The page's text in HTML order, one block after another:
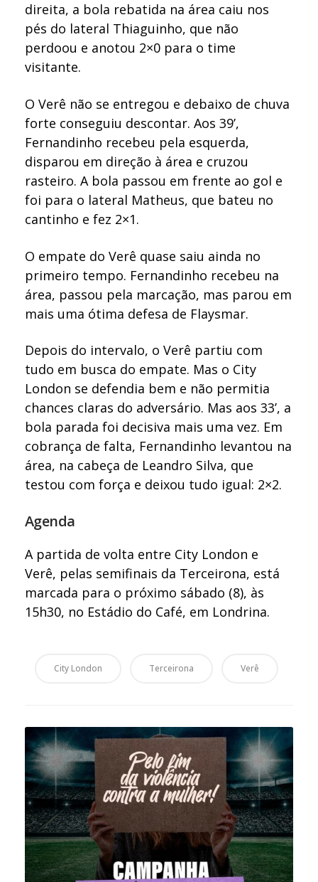
direita, a bola rebatida na área caiu nos
pés do lateral Thiaguinho, que não
perdoou e anotou 2×0 para o time
visitante.
O Verê não se entregou e debaixo de chuva
forte conseguiu descontar. Aos 39’,
Fernandinho recebeu pela esquerda,
disparou em direção à área e cruzou
rasteiro. A bola passou em frente ao gol e
foi para o lateral Matheus, que bateu no
cantinho e fez 2×1.
O empate do Verê quase saiu ainda no
primeiro tempo. Fernandinho recebeu na
área, passou pela marcação, mas parou em
mais uma ótima defesa de Flaysmar.
Depois do intervalo, o Verê partiu com
tudo em busca do empate. Mas o City
London se defendia bem e não permitia
chances claras do adversário. Mas aos 33’, a
bola parada foi decisiva mais uma vez. Em
cobrança de falta, Fernandinho levantou na
área, na cabeça de Leandro Silva, que
testou com força e deixou tudo igual: 2×2.
Agenda
A partida de volta entre City London e
Verê, pelas semifinais da Terceirona, está
marcada para o próximo sábado (8), às
15h30, no Estádio do Café, em Londrina.
City London Terceirona Verê